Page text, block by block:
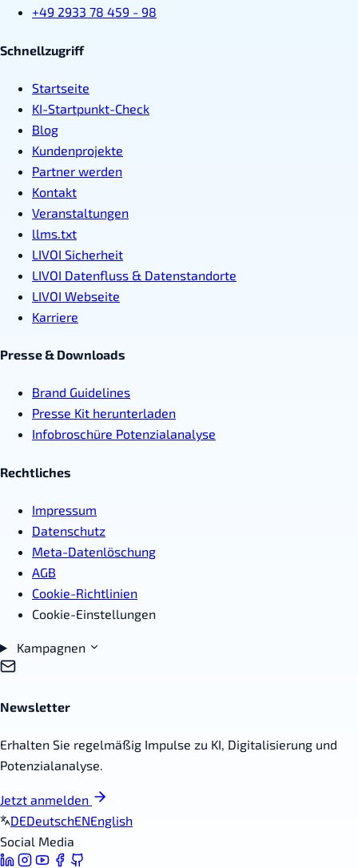
+49 2933 78 459 - 98
Schnellzugriff
Startseite
KI-Startpunkt-Check
Blog
Kundenprojekte
Partner werden
Kontakt
Veranstaltungen
llms.txt
LIVOI Sicherheit
LIVOI Datenfluss & Datenstandorte
LIVOI Webseite
Karriere
Presse & Downloads
Brand Guidelines
Presse Kit herunterladen
Infobroschüre Potenzialanalyse
Rechtliches
Impressum
Datenschutz
Meta-Datenlöschung
AGB
Cookie-Richtlinien
Cookie-Einstellungen
Kampagnen
Newsletter
Erhalten Sie regelmäßig Impulse zu KI, Digitalisierung und
Potenzialanalyse.
Jetzt anmelden
DEDeutschENEnglish
Social Media